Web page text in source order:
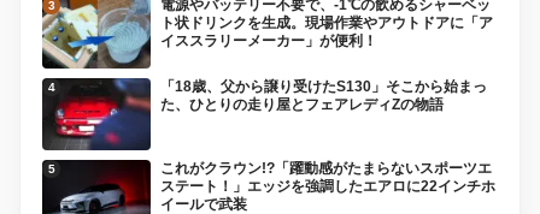
電源やバッテリー不要で、-1℃の飲めるシャーベッ
ト状ドリンクを生成。現場作業やアウトドアに「ア
イススラリーメーカー」が便利！
「18歳、父から譲り受けたS130」そこから始まっ
た、ひとりの走り屋とフェアレディZの物語
これがクラウン!?「躍動感がたまらないスポーツエ
ステート！」エッジを強調したエアロに22インチホ
イールで武装